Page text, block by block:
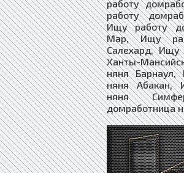
работу
работу
Ищу работу
Мар, Ищу
Салехард, Ищу
Ханты-
няня Барнаул,
няня Абакан,
няня
домработница